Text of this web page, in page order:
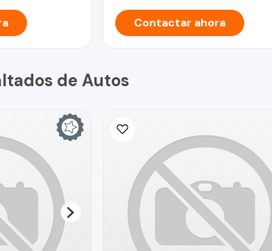
Contactar ahora
de Autos